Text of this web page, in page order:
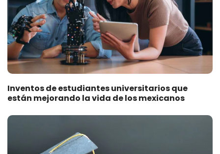
Inventos de estudiantes universitarios que
están mejorando la vida de los mexicanos